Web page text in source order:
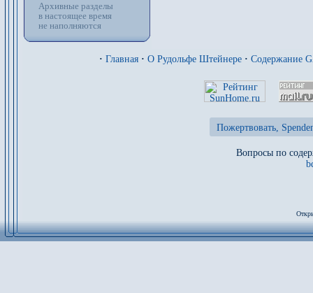
Архивные разделы
в настоящее время
не наполняются
· Главная · О Рудольфе Штейнере · Содержание
Пожертвовать,
Вопросы по